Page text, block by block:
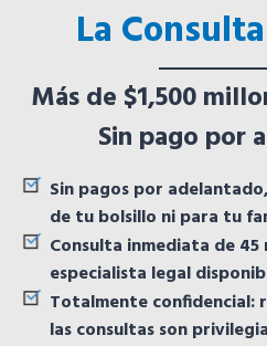
La
Más de $1,500
Sin pago por
Sin pagos por
de tu bolsillo ni para tu
Consulta inmediata de
especialista legal
Totalmente confidencial:
las consultas son